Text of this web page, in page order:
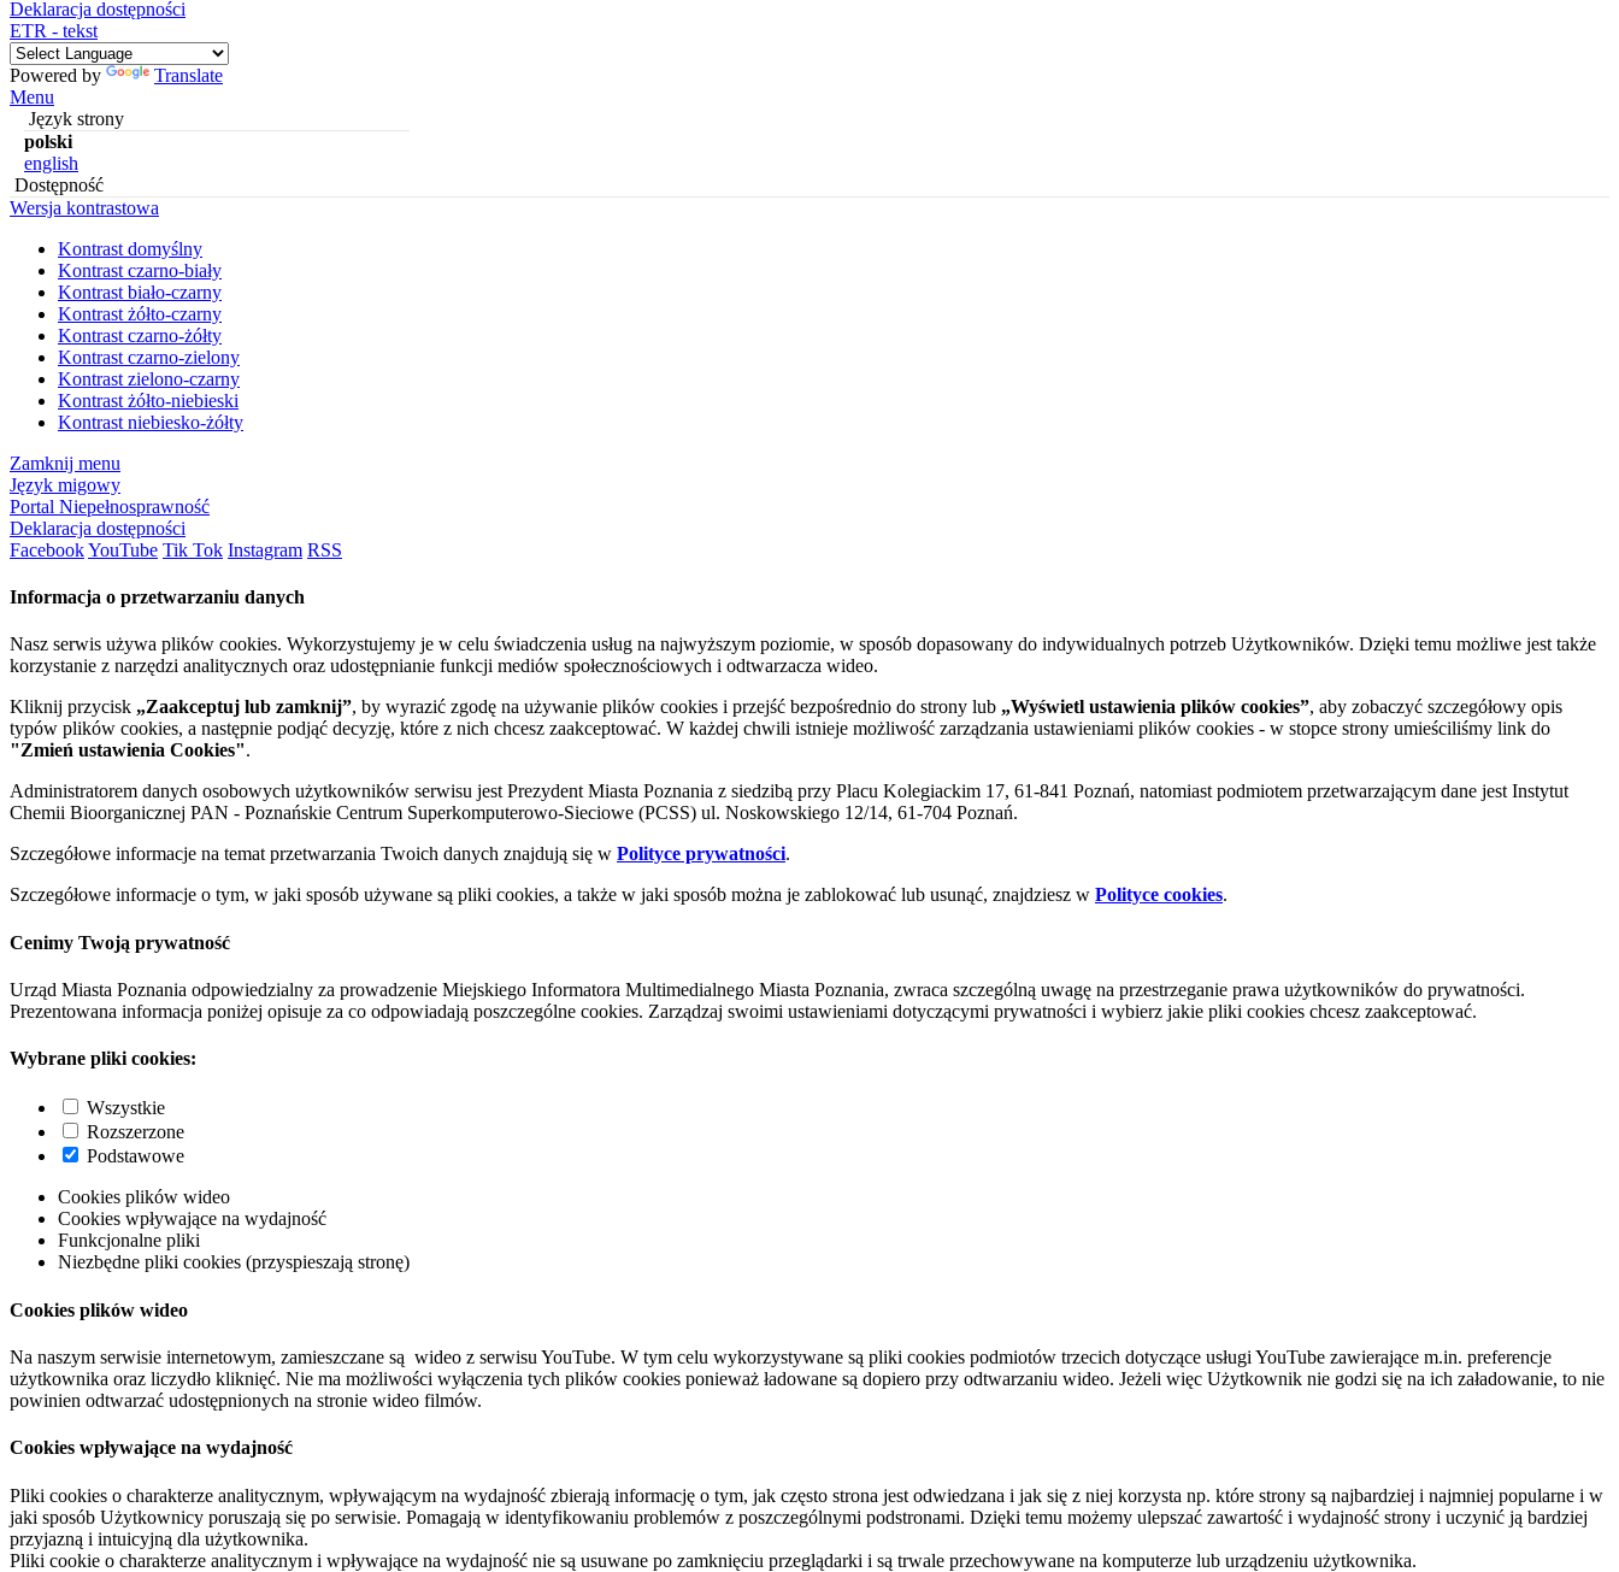
Deklaracja dostępności
ETR - tekst
Powered by
Translate
Menu
Język strony
polski
english
Dostępność
Wersja kontrastowa
Kontrast domyślny
Kontrast czarno-biały
Kontrast biało-czarny
Kontrast żółto-czarny
Kontrast czarno-żółty
Kontrast czarno-zielony
Kontrast zielono-czarny
Kontrast żółto-niebieski
Kontrast niebiesko-żółty
Zamknij menu
Język migowy
Portal Niepełnosprawność
Deklaracja dostępności
FacebookYouTube Tik Tok Instagram RSS
Informacja o przetwarzaniu danych
Nasz serwis używa plików cookies. Wykorzystujemy je w celu świadczenia usług na najwyższym poziomie, w sposób dopasowany do indywidualnych potrzeb Użytkowników. Dzięki temu możliwe jest także
korzystanie z narzędzi analitycznych oraz udostępnianie funkcji mediów społecznościowych i odtwarzacza wideo.
Kliknij przycisk „Zaakceptuj lub zamknij”, by wyrazić zgodę na używanie plików cookies i przejść bezpośrednio do strony lub „Wyświetl ustawienia plików cookies”, aby zobaczyć szczegółowy opis
typów plików cookies, a następnie podjąć decyzję, które z nich chcesz zaakceptować. W każdej chwili istnieje możliwość zarządzania ustawieniami plików cookies - w stopce strony umieściliśmy link do
"Zmień ustawienia Cookies".
Administratorem danych osobowych użytkowników serwisu jest Prezydent Miasta Poznania z siedzibą przy Placu Kolegiackim 17, 61-841 Poznań, natomiast podmiotem przetwarzającym dane jest Instytut
Chemii Bioorganicznej PAN - Poznańskie Centrum Superkomputerowo-Sieciowe (PCSS) ul. Noskowskiego 12/14, 61-704 Poznań.
Szczegółowe informacje na temat przetwarzania Twoich danych znajdują się w Polityce prywatności.
Szczegółowe informacje o tym, w jaki sposób używane są pliki cookies, a także w jaki sposób można je zablokować lub usunąć, znajdziesz w Polityce cookies.
Cenimy Twoją prywatność
Urząd Miasta Poznania odpowiedzialny za prowadzenie Miejskiego Informatora Multimedialnego Miasta Poznania, zwraca szczególną uwagę na przestrzeganie prawa użytkowników do prywatności.
Prezentowana informacja poniżej opisuje za co odpowiadają poszczególne cookies. Zarządzaj swoimi ustawieniami dotyczącymi prywatności i wybierz jakie pliki cookies chcesz zaakceptować.
Wybrane pliki cookies:
Wszystkie
Rozszerzone
Podstawowe
Cookies plików wideo
Cookies wpływające na wydajność
Funkcjonalne pliki
Niezbędne pliki cookies (przyspieszają stronę)
Cookies plików wideo
Na naszym serwisie internetowym, zamieszczane są wideo z serwisu YouTube. W tym celu wykorzystywane są pliki cookies podmiotów trzecich dotyczące usługi YouTube zawierające m.in. preferencje
użytkownika oraz liczydło kliknięć. Nie ma możliwości wyłączenia tych plików cookies ponieważ ładowane są dopiero przy odtwarzaniu wideo. Jeżeli więc Użytkownik nie godzi się na ich załadowanie, to nie
powinien odtwarzać udostępnionych na stronie wideo filmów.
Cookies wpływające na wydajność
Pliki cookies o charakterze analitycznym, wpływającym na wydajność zbierają informację o tym, jak często strona jest odwiedzana i jak się z niej korzysta np. które strony są najbardziej i najmniej popularne i w
jaki sposób Użytkownicy poruszają się po serwisie. Pomagają w identyfikowaniu problemów z poszczególnymi podstronami. Dzięki temu możemy ulepszać zawartość i wydajność strony i uczynić ją bardziej
przyjazną i intuicyjną dla użytkownika.
Pliki cookie o charakterze analitycznym i wpływające na wydajność nie są usuwane po zamknięciu przeglądarki i są trwale przechowywane na komputerze lub urządzeniu użytkownika.